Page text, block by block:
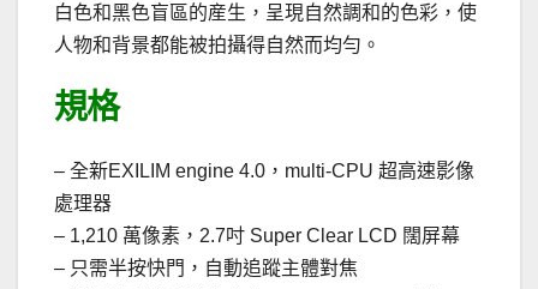
白色和黑色盲區的産生，呈現自然調和的色彩，使
人物和背景都能被拍攝得自然而均勻。
規格
– 全新EXILIM engine 4.0，multi-CPU 超高速影像
處理器
– 1,210 萬像素，2.7吋 Super Clear LCD 闊屏幕
– 只需半按快門，自動追蹤主體對焦